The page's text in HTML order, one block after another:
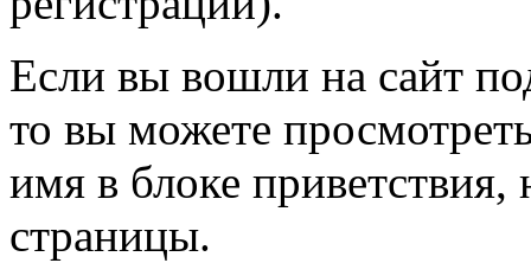
Если вы вошли на сайт
то вы можете
имя в блоке
страницы.